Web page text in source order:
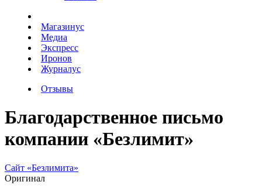
Магазинус
Медиа
Экспресс
Иронов
Журналус
Отзывы
Благодарственное письмо
компании «Безлимит»
Сайт «Безлимита»
Оригинал